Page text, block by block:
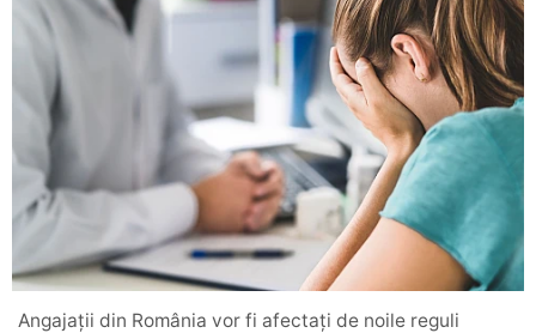
Angajații din România vor fi afectați de noile reguli